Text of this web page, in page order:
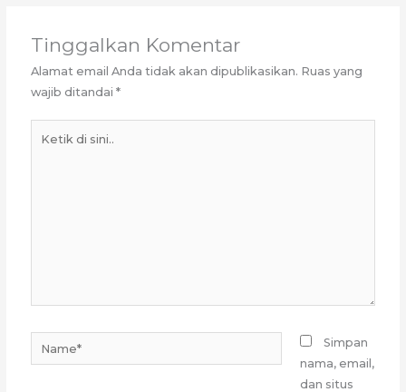
Tinggalkan Komentar
Alamat email Anda tidak akan dipublikasikan. Ruas yang
wajib ditandai*
Simpan
nama, email,
dan situs